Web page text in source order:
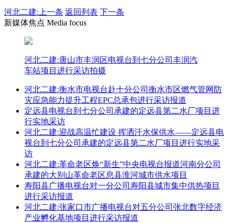
河北二建: 上一条 返回列表 下一条
新媒体焦点 Media focus
河北二建:唐山市丰润区电视台到七分公司丰润汽
车站项目进行采访拍摄
河北二建:衡水市电视台赴十分公司衡水市区燃气管网防
灾应急能力提升工程EPC总承包进行采访报道
定远县电视台到七分公司承建的定远县第二水厂项目进
行实地采访
河北二建:迎战高温忙建设 挥洒汗水保供水——定远县电
视台到七分公司承建的定远县第二水厂项目进行实地采
访
河北二建:革命老区焕“新生”中央电视台报道河南分公司
承建的大别山革命老区息县淮河城市供水项目
寿阳县广播电视台对一分公司寿阳县城市集中供热项目
进行采访报道
河北二建:张家口市广播电视台对五分公司张北数字经济
产业孵化基地项目进行采访报道